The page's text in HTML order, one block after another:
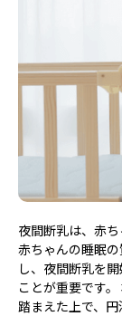
夜間断乳は、赤
赤ちゃんの睡眠
し、夜間断乳を
ことが重要です
踏まえた上で、円